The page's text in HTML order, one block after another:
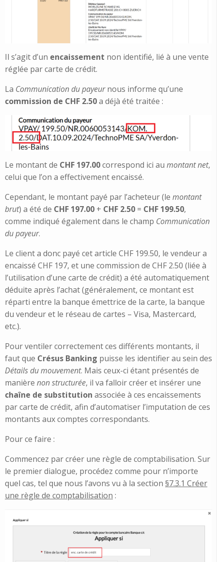
Il s’agit d’un encaissement non identifié, lié à une vente
réglée par carte de crédit.
La Communication du payeurnous informe qu’une
commission de CHF 2.50a déjà été traitée :
Le montant de CHF 197.00correspond ici au montant net,
celui que l’on a effectivement encaissé.
Cependant, le montant payé par l’acheteur (le montant
brut) a été de CHF 197.00 + CHF 2.50 = CHF 199.50,
comme indiqué également dans le champ Communication
du payeur.
Le client a donc payé cet article CHF 199.50, le vendeur a
encaissé CHF 197, et une commission de CHF 2.50 (liée à
l’utilisation d’une carte de crédit) a été automatiquement
déduite après l’achat (généralement, ce montant est
réparti entre la banque émettrice de la carte, la banque
du vendeur et le réseau de cartes – Visa, Mastercard,
etc.).
Pour ventiler correctement ces différents montants, il
faut que Crésus Banking puisse les identifier au sein des
Détails du mouvement. Mais ceux-ci étant présentés de
manière non structurée, il va falloir créer et insérer une
chaîne de substitution associée à ces encaissements
par carte de crédit, afin d’automatiser l’imputation de ces
montants aux comptes correspondants.
Pour ce faire :
Commencez par créer une règle de comptabilisation. Sur
le premier dialogue, procédez comme pour n’importe
quel cas, tel que nous l’avons vu à la section §7.3.1 Créer
une règle de comptabilisation :